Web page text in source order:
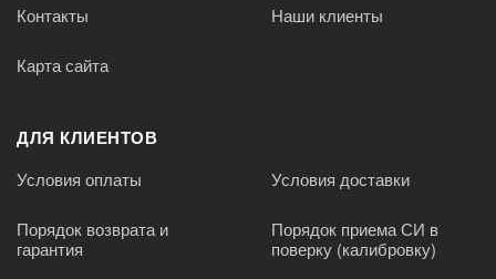
Контакты Наши клиенты
Карта сайта
ДЛЯ КЛИЕНТОВ
Условия оплаты Условия доставки
Порядок возврата и
гарантия
Порядок приема СИ в
поверку (калибровку)